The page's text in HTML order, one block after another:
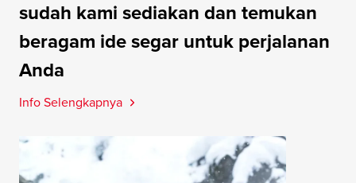
sudah kami sediakan dan temukan
beragam ide segar untuk perjalanan
Anda
Info Selengkapnya